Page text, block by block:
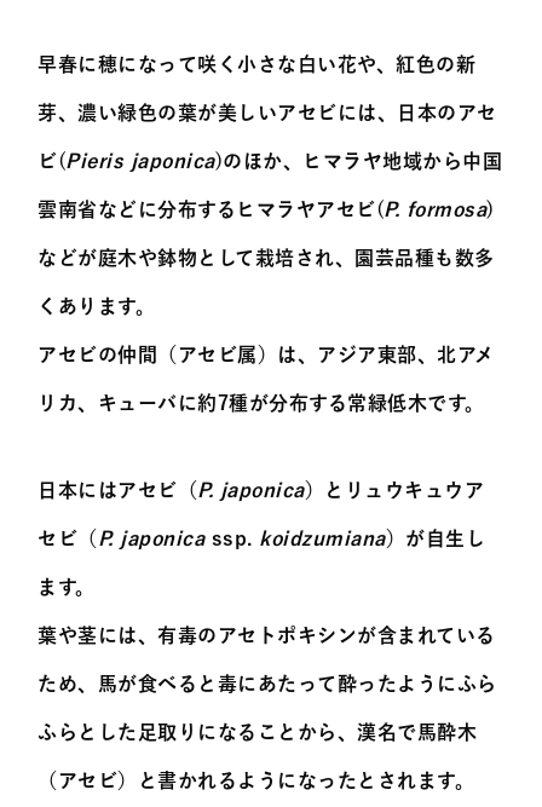
早春に穂になって咲く小さな白い花や、紅色の新
芽、濃い緑色の葉が美しいアセビには、日本のアセ
ビ(Pieris japonica)のほか、ヒマラヤ地域から中国
雲南省などに分布するヒマラヤアセビ(P. formosa)
などが庭木や鉢物として栽培され、園芸品種も数多
くあります。
アセビの仲間（アセビ属）は、アジア東部、北アメ
リカ、キューバに約7種が分布する常緑低木です。
日本にはアセビ（P. japonica）とリュウキュウア
セビ（ P. japonicassp. koidzumiana）が自生し
ます。
葉や茎には、有毒のアセトポキシンが含まれている
ため、馬が食べると毒にあたって酔ったようにふら
ふらとした足取りになることから、漢名で馬酔木
（アセビ）と書かれるようになったとされます。